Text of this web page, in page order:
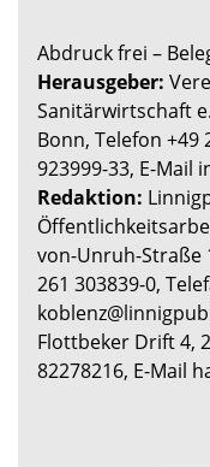
Abdruck frei –
Herausgeber:
Sanitärwirtschaft
Bonn, Telefon +49
923999-33, E-Mail
Redaktion:
von-Unruh-Straße
261 303839-0,
Flottbeker Drift 4,
82278216, E-Mail